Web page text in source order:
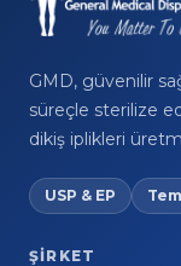
GMD, güvenilir
süreçle sterilize
dikiş iplikleri
USP & EP
ŞIRKET